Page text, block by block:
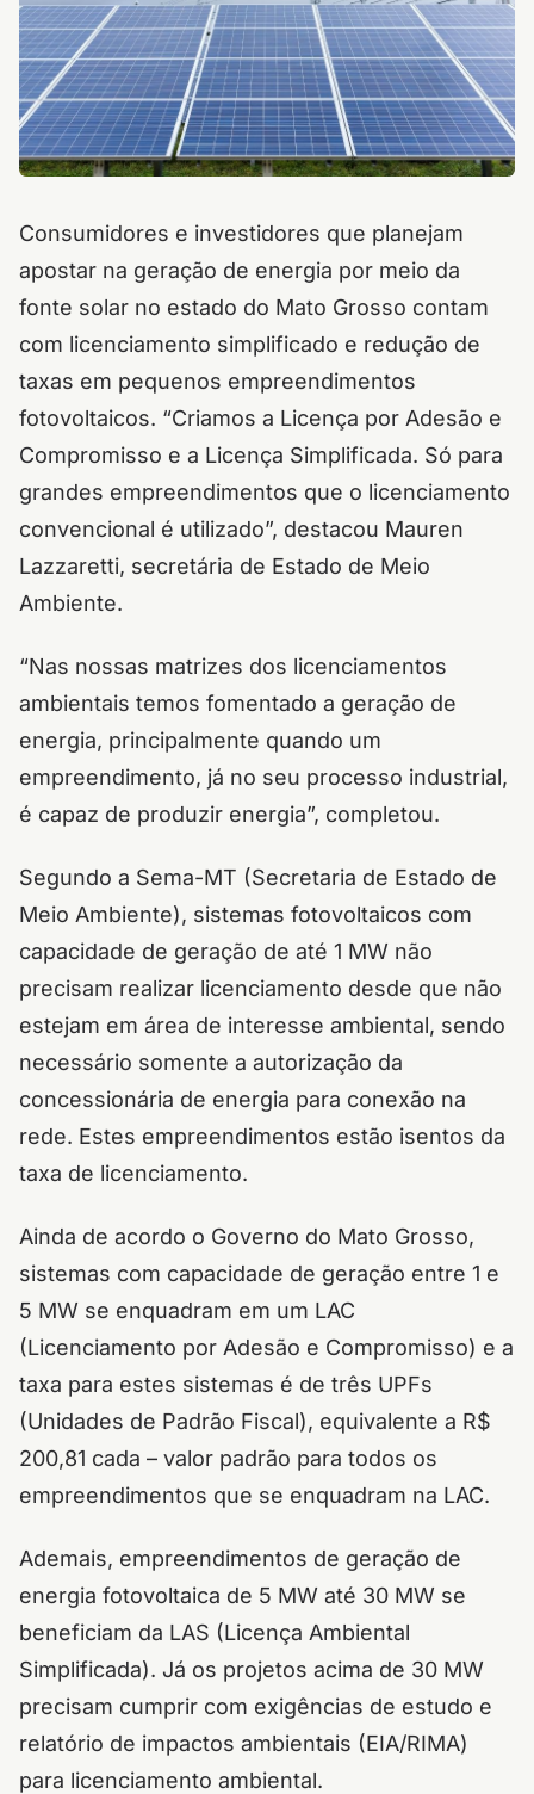
Consumidores e investidores que planejam
apostar na geração de energia por meio da
fonte solar no estado do Mato Grosso contam
com licenciamento simplificado e redução de
taxas em pequenos empreendimentos
fotovoltaicos. “Criamos a Licença por Adesão e
Compromisso e a Licença Simplificada. Só para
grandes empreendimentos que o licenciamento
convencional é utilizado”, destacou Mauren
Lazzaretti, secretária de Estado de Meio
Ambiente.
“Nas nossas matrizes dos licenciamentos
ambientais temos fomentado a geração de
energia, principalmente quando um
empreendimento, já no seu processo industrial,
é capaz de produzir energia”, completou.
Segundo a Sema-MT (Secretaria de Estado de
Meio Ambiente), sistemas fotovoltaicos com
capacidade de geração de até 1 MW não
precisam realizar licenciamento desde que não
estejam em área de interesse ambiental, sendo
necessário somente a autorização da
concessionária de energia para conexão na
rede. Estes empreendimentos estão isentos da
taxa de licenciamento.
Ainda de acordo o Governo do Mato Grosso,
sistemas com capacidade de geração entre 1 e
5 MW se enquadram em um LAC
(Licenciamento por Adesão e Compromisso) e a
taxa para estes sistemas é de três UPFs
(Unidades de Padrão Fiscal), equivalente a R$
200,81 cada – valor padrão para todos os
empreendimentos que se enquadram na LAC.
Ademais, empreendimentos de geração de
energia fotovoltaica de 5 MW até 30 MW se
beneficiam da LAS (Licença Ambiental
Simplificada). Já os projetos acima de 30 MW
precisam cumprir com exigências de estudo e
relatório de impactos ambientais (EIA/RIMA)
para licenciamento ambiental.